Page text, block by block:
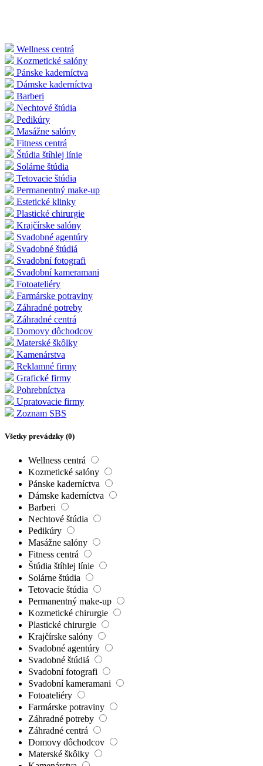
Wellness centrá
Kozmetické salóny
Pánske kaderníctva
Dámske kaderníctva
Barberi
Nechtové štúdia
Pedikúry
Masážne salóny
Fitness centrá
Štúdia štíhlej línie
Solárne štúdia
Tetovacie štúdia
Permanentný make-up
Estetické klinky
Plastické chirurgie
Krajčírske salóny
Svadobné agentúry
Svadobné štúdiá
Svadobní fotografi
Svadobní kameramani
Fotoateliéry
Farmárske potraviny
Záhradné potreby
Záhradné centrá
Domovy dôchodcov
Materské škôlky
Kamenárstva
Reklamné firmy
Grafické firmy
Pohrebníctva
Upratovacie firmy
Zoznam SBS
Všetky prevádzky (0)
Wellness centrá
Kozmetické salóny
Pánske kaderníctva
Dámske kaderníctva
Barberi
Nechtové štúdia
Pedikúry
Masážne salóny
Fitness centrá
Štúdia štíhlej línie
Solárne štúdia
Tetovacie štúdia
Permanentný make-up
Kozmetické chirurgie
Plastické chirurgie
Krajčírske salóny
Svadobné agentúry
Svadobné štúdiá
Svadobní fotografi
Svadobní kameramani
Fotoateliéry
Farmárske potraviny
Záhradné potreby
Záhradné centrá
Domovy dôchodcov
Materské škôlky